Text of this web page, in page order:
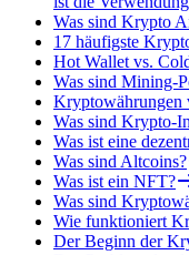
Was sind Krypto
17 häufigste
Hot Wallet vs.
Was sind Mining-
Kryptowährungen
Was sind Krypto-
Was ist eine
Was sind Altcoins?
Was ist ein NFT?
Was sind
Wie funktioniert
Der Beginn der